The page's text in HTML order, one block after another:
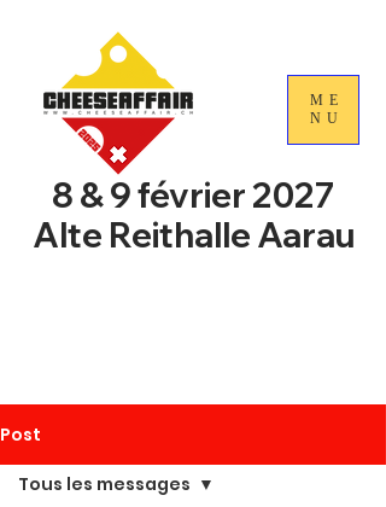
ME
NU
8 & 9 février 2027
Alte Reithalle Aarau
Post
Tous les messages